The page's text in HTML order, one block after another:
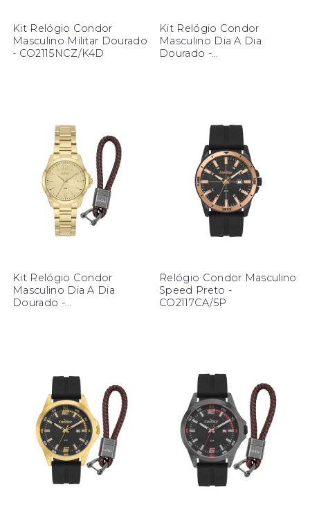
Kit Relógio Condor
Masculino Militar Dourado
- CO2115NCZ/K4D
Kit Relógio Condor
Masculino Dia A Dia
Dourado -
Kit Relógio Condor
Masculino Dia A Dia
Dourado -
Relógio Condor Masculino
Speed Preto -
CO2117CA/5P